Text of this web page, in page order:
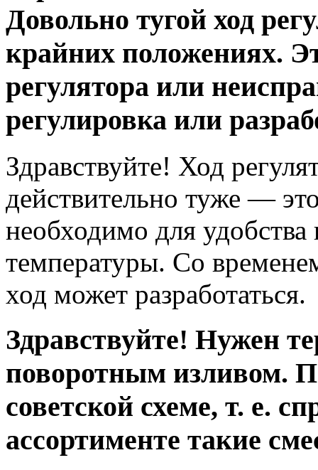
Довольно тугой ход
крайних положениях.
регулятора или
регулировка или
Здравствуйте! Ход
действительно туже —
необходимо для
температуры. Со
ход может разработаться.
Здравствуйте! Нужен
поворотным изливом.
советской схеме, т. е.
ассортименте такие